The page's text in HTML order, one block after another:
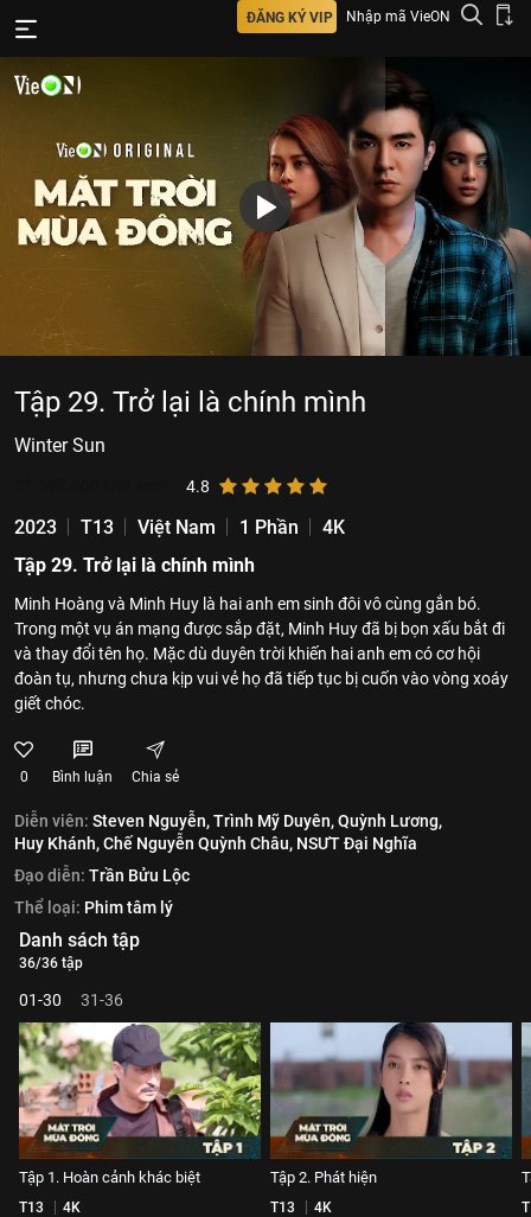
ĐĂNG KÝ VIP Nhập mã VieON
Tập 29. Trở lại là chính mình
Winter Sun
4.8
2023 T13 Việt Nam 1 Phần
4K
Tập 29. Trở lại là chính mình
Minh Hoàng và Minh Huy là hai anh em sinh đôi vô cùng gắn bó.
Trong một vụ án mạng được sắp đặt, Minh Huy đã bị bọn xấu bắt đi
và thay đổi tên họ. Mặc dù duyên trời khiến hai anh em có cơ hội
đoàn tụ, nhưng chưa kịp vui vẻ họ đã tiếp tục bị cuốn vào vòng xoáy
giết chóc.
0 Bình luận Chia sẻ
Diễn viên: Steven Nguyễn,Trình Mỹ Duyên,Quỳnh Lương,
Huy Khánh,Chế Nguyễn Quỳnh Châu, NSƯT Đại Nghĩa
Đạo diễn: Trần Bửu Lộc
Thể loại: Phim tâm lý
Danh sách tập
36/36 tập
01-30 31-36
Tập 1. Hoàn cảnh khác biệt
T13 4K
Tập 2. Phát hiện
T13 4K